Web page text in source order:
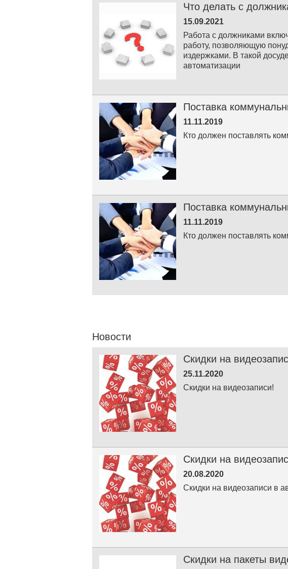
Что делать с
15.09.2021
Работа с должниками
работу, позволяющую
издержками. В такой
автоматизации
Поставка
11.11.2019
Кто должен поставлять
Поставка
11.11.2019
Кто должен поставлять
Новости
Скидки на
25.11.2020
Скидки на видеозаписи!
Скидки на
20.08.2020
Скидки на видеозаписи в
Скидки на пакеты